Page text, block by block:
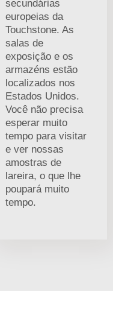
secundárias
europeias da
Touchstone. As
salas de
exposição e os
armazéns estão
localizados nos
Estados Unidos.
Você não precisa
esperar muito
tempo para visitar
e ver nossas
amostras de
lareira, o que lhe
poupará muito
tempo.